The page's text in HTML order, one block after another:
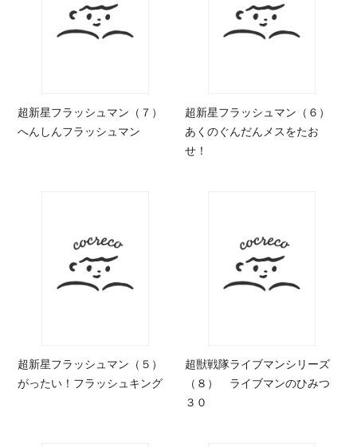
超新星フラッシュマン（７）
へんしんフラッシュマン
超新星フラッシュマン（６）
あくのぐんだんメスをたお
せ！
超新星フラッシュマン（５）
がったい！フラッシュキング
超獣戦隊ライブマンシリーズ
（８） ライブマンのひみつ
３０